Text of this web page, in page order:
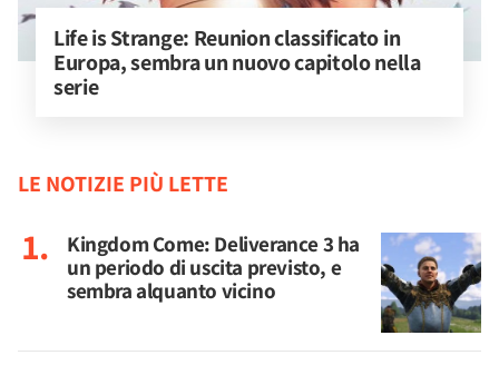
Life is Strange: Reunion classificato in
Europa, sembra un nuovo capitolo nella
serie
LE NOTIZIE PIÙ LETTE
Kingdom Come: Deliverance 3 ha
un periodo di uscita previsto, e
sembra alquanto vicino